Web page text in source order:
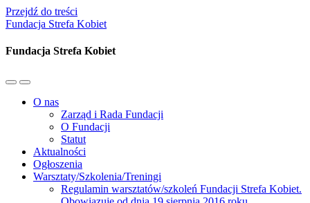
Przejdź do treści
Fundacja Strefa Kobiet
Fundacja Strefa Kobiet
Przełącz
mobilne
Przełącz
pole
wyszukiwania
O nas
Zarząd i Rada Fundacji
O Fundacji
Statut
Aktualności
Ogłoszenia
Warsztaty/Szkolenia/Treningi
Regulamin warsztatów/szkoleń Fundacji Strefa Kobiet.